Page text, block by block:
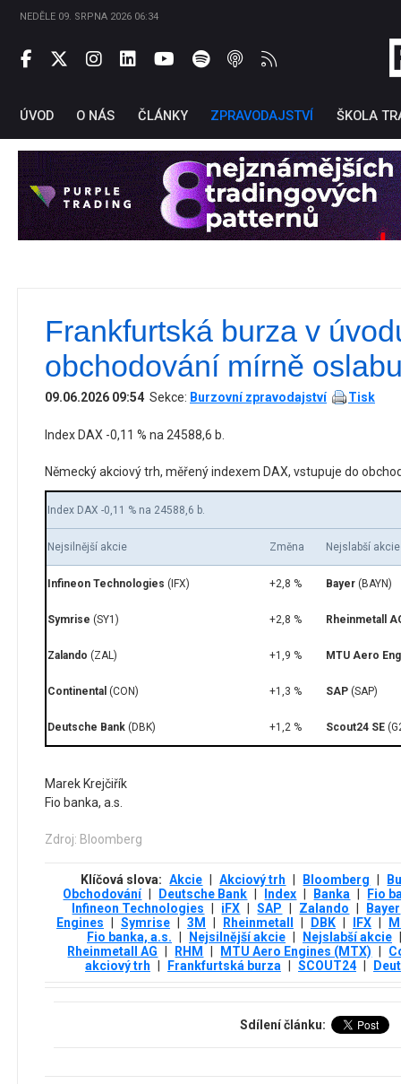
NEDĚLE 09. SRPNA 2026 06:34
ÚVOD O NÁS ČLÁNKY ZPRAVODAJSTVÍ ŠKOLA
Frankfurtská burza v
obchodování mírně
09.06.2026 09:54 Sekce: Burzovní zpravodajství Tisk
Index DAX -0,11 % na 24588,6 b.
Německý akciový trh, měřený indexem DAX, vstupuje do
Index DAX -0,11 % na 24588,6 b.
Nejsilnější akcie Změna Nejslabší akcie
Infineon Technologies (IFX) +2,8 % Bayer (BAYN)
Symrise (SY1) +2,8 % Rheinmetall
Zalando (ZAL) +1,9 % MTU Aero
Continental (CON) +1,3 % SAP (SAP)
Deutsche Bank (DBK) +1,2 % Scout24 SE
Marek Krejčiřík
Fio banka, a.s.
Zdroj: Bloomberg
Klíčová slova: Akcie Akciový trh Bloomberg
Obchodování
Deutsche Bank Index Banka
Fio
Infineon Technologies
iFX SAP Zalando
Bayer
Engines
Symrise 3М Rheinmetall DBK IFX
Fio banka, a.s.
Nejsilnější akcie Nejslabší akcie
Rheinmetall AG
RHM MTU Aero Engines (MTX)
akciový trh
Frankfurtská burza SCOUT24
Sdílení článku: